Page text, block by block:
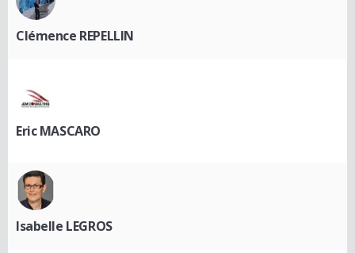
Clémence REPELLIN
Eric MASCARO
Isabelle LEGROS